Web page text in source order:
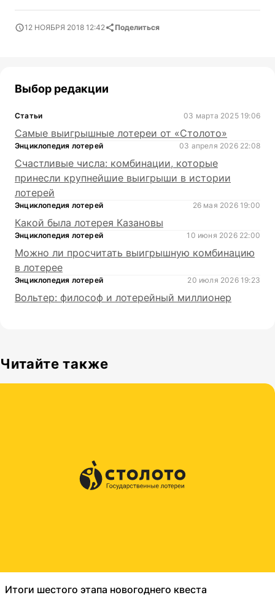
12 НОЯБРЯ 2018 12:42 Поделиться
Выбор редакции
Статьи 03 марта 2025 19:06
Самые выигрышные лотереи от «Столото»
Энциклопедия лотерей 03 апреля 2026 22:08
Счастливые числа: комбинации, которые
принесли крупнейшие выигрыши в истории
лотерей
Энциклопедия лотерей 26 мая 2026 19:00
Какой была лотерея Казановы
Энциклопедия лотерей 10 июня 2026 22:00
Можно ли просчитать выигрышную комбинацию
в лотерее
Энциклопедия лотерей 20 июля 2026 19:23
Вольтер: философ и лотерейный миллионер
Читайте также
Итоги шестого этапа новогоднего квеста